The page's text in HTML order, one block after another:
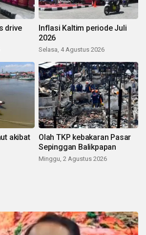
drive
Inflasi Kaltim periode Juli
2026
Selasa, 4 Agustus 2026
akibat
Olah TKP kebakaran Pasar
Sepinggan Balikpapan
Minggu, 2 Agustus 2026